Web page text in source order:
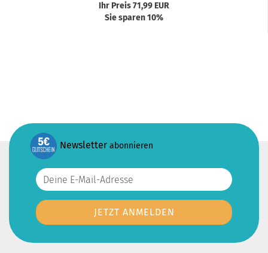
Ihr Preis 71,99 EUR
Sie sparen 10%
Newsletter abonnieren